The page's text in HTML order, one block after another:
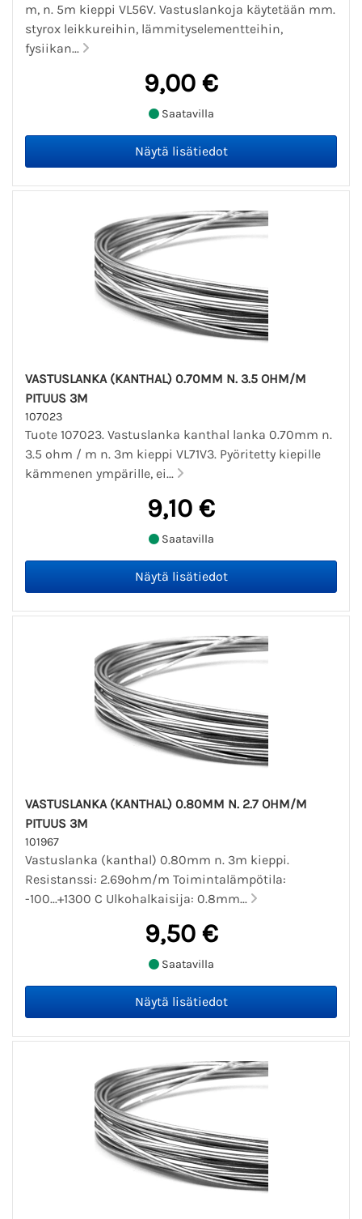
m, n. 5m kieppi VL56V. Vastuslankoja käytetään mm.
styrox leikkureihin, lämmityselementteihin,
fysiikan...
9,00 €
Saatavilla
VASTUSLANKA (KANTHAL) 0.70MM N. 3.5 OHM/M
PITUUS 3M
107023
Tuote 107023. Vastuslanka kanthal lanka 0.70mm n.
3.5 ohm / m n. 3m kieppi VL71V3. Pyöritetty kiepille
kämmenen ympärille, ei...
9,10 €
Saatavilla
VASTUSLANKA (KANTHAL) 0.80MM N. 2.7 OHM/M
PITUUS 3M
101967
Vastuslanka (kanthal) 0.80mm n. 3m kieppi.
Resistanssi: 2.69ohm/m Toimintalämpötila:
-100...+1300 C Ulkohalkaisija: 0.8mm...
9,50 €
Saatavilla